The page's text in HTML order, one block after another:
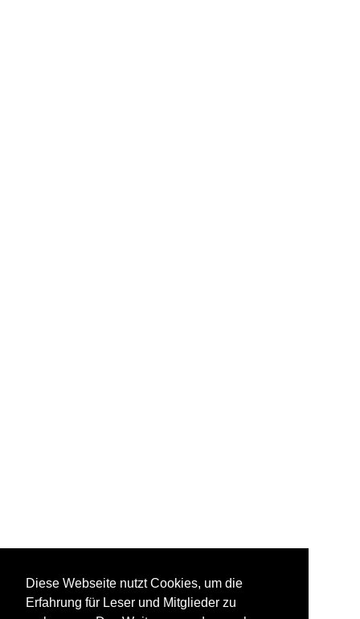
Diese Webseite nutzt Cookies, um die
Erfahrung für Leser und Mitglieder zu